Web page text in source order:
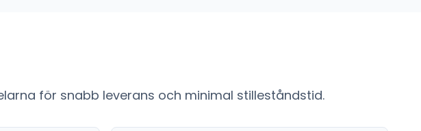
för snabb leverans och minimal stilleståndstid.